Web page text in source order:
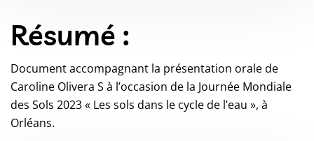
Résumé :
Document accompagnant la présentation orale de
Caroline Olivera S à l’occasion de la Journée Mondiale
des Sols 2023 « Les sols dans le cycle de l’eau », à
Orléans.